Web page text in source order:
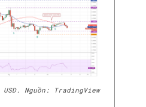
Nguồn: TradingView